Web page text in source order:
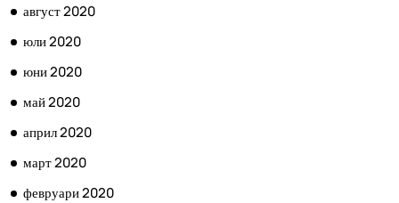
август 2020
юли 2020
юни 2020
май 2020
април 2020
март 2020
февруари 2020